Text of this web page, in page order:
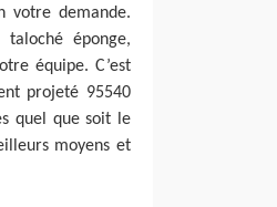
votre demande.
éponge,
équipe. C’est
projeté 95540
quel que soit le
moyens et